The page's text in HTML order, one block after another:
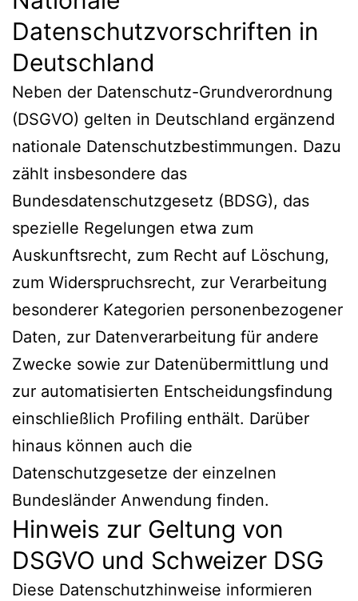
Datenschutzvorschriften in
Deutschland
Neben der Datenschutz-Grundverordnung
(DSGVO) gelten in Deutschland ergänzend
nationale Datenschutzbestimmungen. Dazu
zählt insbesondere das
Bundesdatenschutzgesetz (BDSG), das
spezielle Regelungen etwa zum
Auskunftsrecht, zum Recht auf Löschung,
zum Widerspruchsrecht, zur Verarbeitung
besonderer Kategorien personenbezogener
Daten, zur Datenverarbeitung für andere
Zwecke sowie zur Datenübermittlung und
zur automatisierten Entscheidungsfindung
einschließlich Profiling enthält. Darüber
hinaus können auch die
Datenschutzgesetze der einzelnen
Bundesländer Anwendung finden.
Hinweis zur Geltung von
DSGVO und Schweizer DSG
Diese Datenschutzhinweise informieren